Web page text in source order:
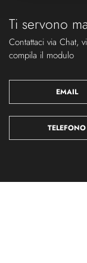
Ti servono
Contattaci via
compila il modulo
EMAIL
TELEFONO